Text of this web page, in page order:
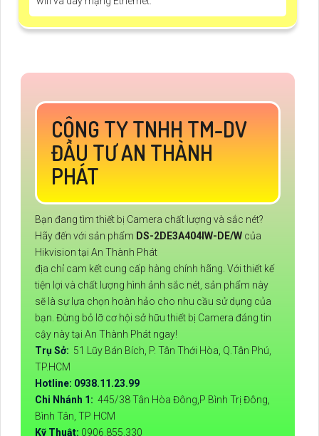
CÔNG TY TNHH TM-DV
ĐẦU TƯ AN THÀNH
PHÁT
Bạn đang tìm thiết bị Camera chất lượng và sắc nét?
Hãy đến với sản phẩm DS-2DE3A404IW-DE/W của
Hikvision tại An Thành Phát
địa chỉ cam kết cung cấp hàng chính hãng. Với thiết kế
tiện lợi và chất lượng hình ảnh sắc nét, sản phẩm này
sẽ là sự lựa chọn hoàn hảo cho nhu cầu sử dụng của
bạn. Đừng bỏ lỡ cơ hội sở hữu thiết bị Camera đáng tin
cậy này tại An Thành Phát ngay!
Trụ Sở: 51 Lũy Bán Bích, P. Tân Thới Hòa, Q.Tân Phú,
TP.HCM
Hotline: 0938.11.23.99
Chi Nhánh 1: 445/38 Tân Hòa Đông,P Bình Trị Đông,
Bình Tân, TP HCM
Kỹ Thuật: 0906.855.330